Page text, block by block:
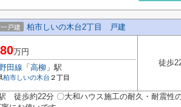
戸建 柏市しいの木台2丁目 戸建
万円
田線 「 高柳 」駅
柏市しいの木台 ２丁目
徒歩
徒歩約22分 〇大和ハウス施工の耐久・耐震性